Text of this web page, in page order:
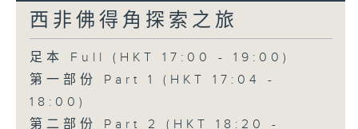
西非佛得角探索之旅
足本 Full (HKT 17:00 - 19:00)
第一部份 Part 1 (HKT 17:04 -
18:00)
第二部份 Part 2 (HKT 18:20 -